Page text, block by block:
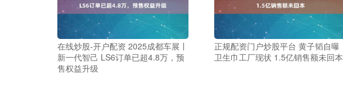
在线炒股-开户配资 2025成都车展丨
新一代智己 LS6订单已超4.8万，预
售权益升级
正规配资门户炒股平台 黄子韬自曝
卫生巾工厂现状 1.5亿销售额未回本